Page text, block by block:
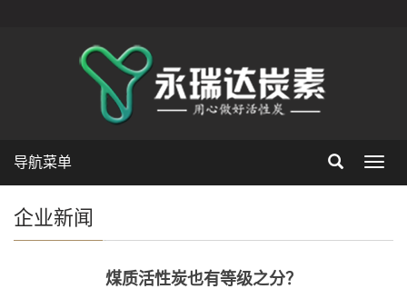
导航菜单
企业新闻
煤质活性炭也有等级之分？